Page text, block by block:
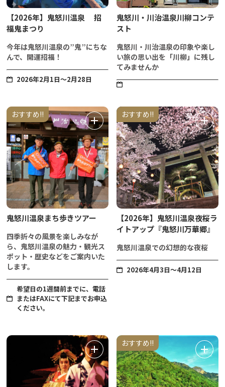
【2026年】鬼怒川温泉 招
福鬼まつり
今年は鬼怒川温泉の”鬼”にちな
んで、開運招福！
2026年2月1日～2月28日
鬼怒川・川治温泉川柳コンテ
スト
鬼怒川・川治温泉の印象や楽し
い旅の思い出を「川柳」に残し
てみませんか
おすすめ!!
鬼怒川温泉まち歩きツアー
四季折々の風景を楽しみなが
ら、鬼怒川温泉の魅力・観光ス
ポット・歴史などをご案内いた
します。
希望日の1週間前までに、電話
またはFAXにて下記までお申込
ください。
おすすめ!!
【2026年】鬼怒川温泉夜桜ラ
イトアップ『鬼怒川万華郷』
鬼怒川温泉での幻想的な夜桜
2026年4月3日～4月12日
おすすめ!!